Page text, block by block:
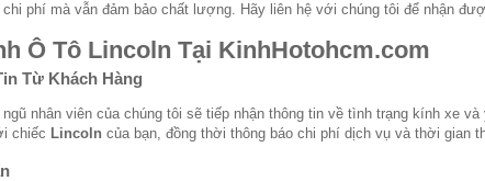
phí mà vẫn đảm bảo chất lượng. Hãy liên hệ với chúng tôi để nhận
Ô Tô Lincoln Tại KinhHotohcm.com
Từ Khách Hàng
nhân viên của chúng tôi sẽ tiếp nhận thông tin về tình trạng kính xe
chiếc Lincoln của bạn, đồng thời thông báo chi phí dịch vụ và thời gian